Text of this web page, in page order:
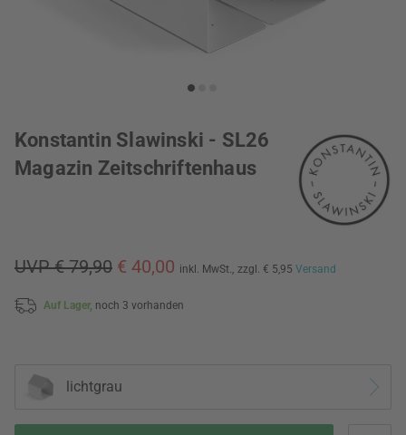
Konstantin Slawinski - SL26
Magazin Zeitschriftenhaus
UVP € 79,90 € 40,00 inkl. MwSt., zzgl. € 5,95 Versand
Auf Lager, noch 3 vorhanden
lichtgrau